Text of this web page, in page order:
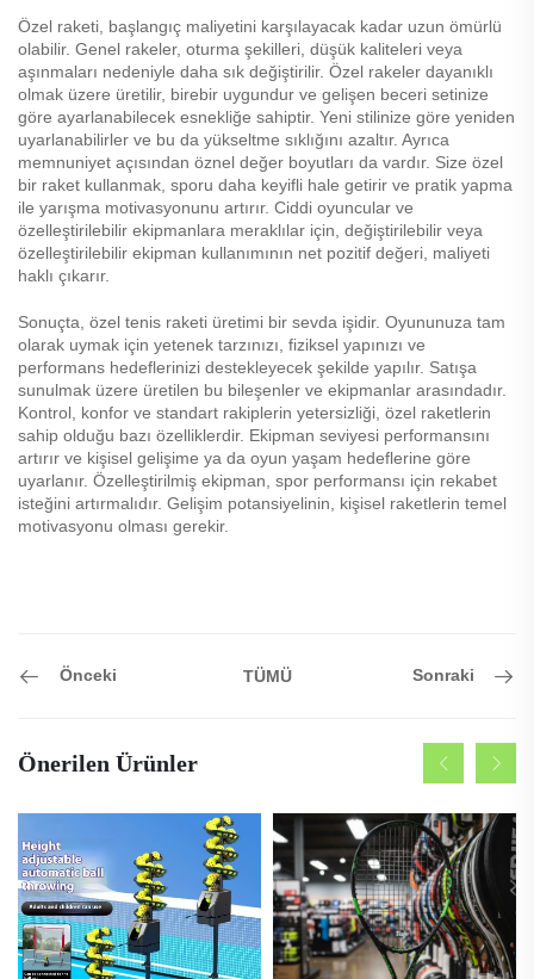
Özel raketi, başlangıç maliyetini karşılayacak kadar uzun ömürlü
olabilir. Genel rakeler, oturma şekilleri, düşük kaliteleri veya
aşınmaları nedeniyle daha sık değiştirilir. Özel rakeler dayanıklı
olmak üzere üretilir, birebir uygundur ve gelişen beceri setinize
göre ayarlanabilecek esnekliğe sahiptir. Yeni stilinize göre yeniden
uyarlanabilirler ve bu da yükseltme sıklığını azaltır. Ayrıca
memnuniyet açısından öznel değer boyutları da vardır. Size özel
bir raket kullanmak, sporu daha keyifli hale getirir ve pratik yapma
ile yarışma motivasyonunu artırır. Ciddi oyuncular ve
özelleştirilebilir ekipmanlara meraklılar için, değiştirilebilir veya
özelleştirilebilir ekipman kullanımının net pozitif değeri, maliyeti
haklı çıkarır.
Sonuçta, özel tenis raketi üretimi bir sevda işidir. Oyununuza tam
olarak uymak için yetenek tarzınızı, fiziksel yapınızı ve
performans hedeflerinizi destekleyecek şekilde yapılır. Satışa
sunulmak üzere üretilen bu bileşenler ve ekipmanlar arasındadır.
Kontrol, konfor ve standart rakiplerin yetersizliği, özel raketlerin
sahip olduğu bazı özelliklerdir. Ekipman seviyesi performansını
artırır ve kişisel gelişime ya da oyun yaşam hedeflerine göre
uyarlanır. Özelleştirilmiş ekipman, spor performansı için rekabet
isteğini artırmalıdır. Gelişim potansiyelinin, kişisel raketlerin temel
motivasyonu olması gerekir.
Önceki TÜMÜ Sonraki
Önerilen Ürünler